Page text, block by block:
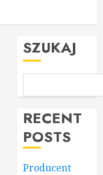
SZUKAJ
RECENT
POSTS
Producent